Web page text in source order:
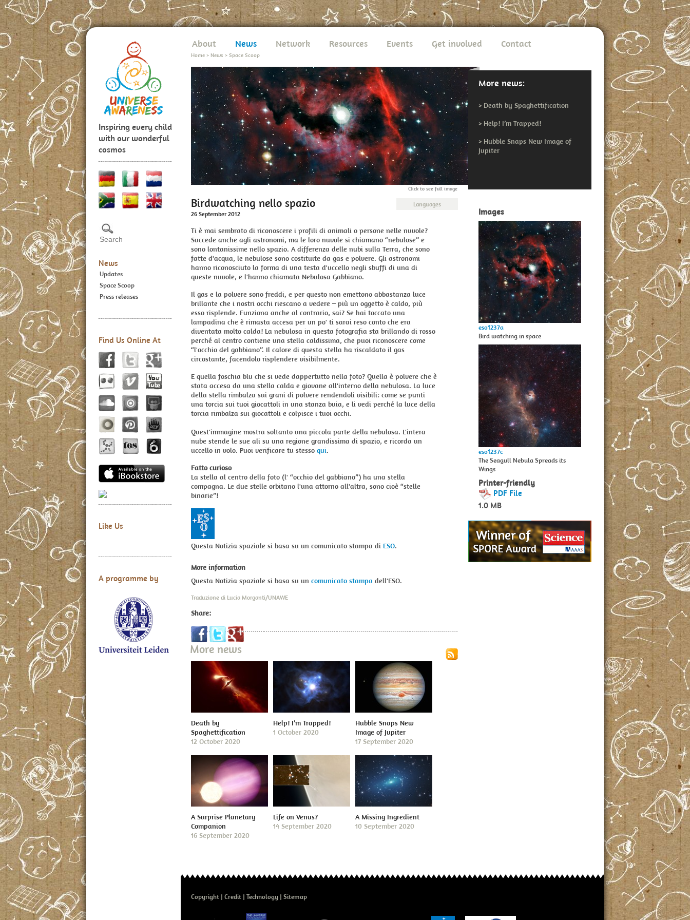
Inspiring every child
with our wonderful
cosmos
News
Updates
Space Scoop
Press releases
Find Us Online At
Like Us
A programme by
About News Network Resources Events Get involved Contact
Home > News > Space Scoop
Click to see full image
More news:
> Death by Spaghettification
> Help! I’m Trapped!
> Hubble Snaps New Image of
Jupiter
Languages
Birdwatching nello spazio
26 September 2012
Ti è mai sembrato di riconoscere i profili di animali o persone nelle nuvole?
Succede anche agli astronomi, ma le loro nuvole si chiamano “nebulose” e
sono lontanissime nello spazio. A differenza delle nubi sulla Terra, che sono
fatte d'acqua, le nebulose sono costituite da gas e polvere. Gli astronomi
hanno riconosciuto la forma di una testa d'uccello negli sbuffi di una di
queste nuvole, e l'hanno chiamata Nebulosa Gabbiano.
Il gas e la polvere sono freddi, e per questo non emettono abbastanza luce
brillante che i nostri occhi riescano a vedere – più un oggetto è caldo, più
esso risplende. Funziona anche al contrario, sai? Se hai toccato una
lampadina che è rimasta accesa per un po' ti sarai reso conto che era
diventata molto calda! La nebulosa in questa fotografia sta brillando di rosso
perché al centro contiene una stella caldissima, che puoi riconoscere come
“l'occhio del gabbiano”. Il calore di questa stella ha riscaldato il gas
circostante, facendolo risplendere visibilmente.
E quella foschia blu che si vede dappertutto nella foto? Quella è polvere che è
stata accesa da una stella calda e giovane all'interno della nebulosa. La luce
della stella rimbalza sui grani di polvere rendendoli visibili: come se punti
una torcia sui tuoi giocattoli in una stanza buia, e li vedi perché la luce della
torcia rimbalza sui giocattoli e colpisce i tuoi occhi.
Quest'immagine mostra soltanto una piccola parte della nebulosa. L'intera
nube stende le sue ali su una regione grandissima di spazio, e ricorda un
uccello in volo. Puoi verificare tu stesso qui.
Fatto curioso
La stella al centro della foto (l' “occhio del gabbiano”) ha una stella
compagna. Le due stelle orbitano l'una attorno all'altra, sono cioè “stelle
binarie”!
Questa Notizia spaziale si basa su un comunicato stampa di ESO.
More information
Questa Notizia spaziale si basa su un comunicato stampa dell'ESO.
Traduzione di Lucia Morganti/UNAWE
Share:
More news
Death by
Spaghettification
12 October 2020
Help! I’m Trapped!
1 October 2020
Hubble Snaps New
Image of Jupiter
17 September 2020
A Surprise Planetary
Companion
16 September 2020
Life on Venus?
14 September 2020
A Missing Ingredient
10 September 2020
Images
eso1237a
Bird watching in space
eso1237c
The Seagull Nebula Spreads its
Wings
Printer-friendly
PDF File
1.0 MB
Copyright Credit Technology Sitemap